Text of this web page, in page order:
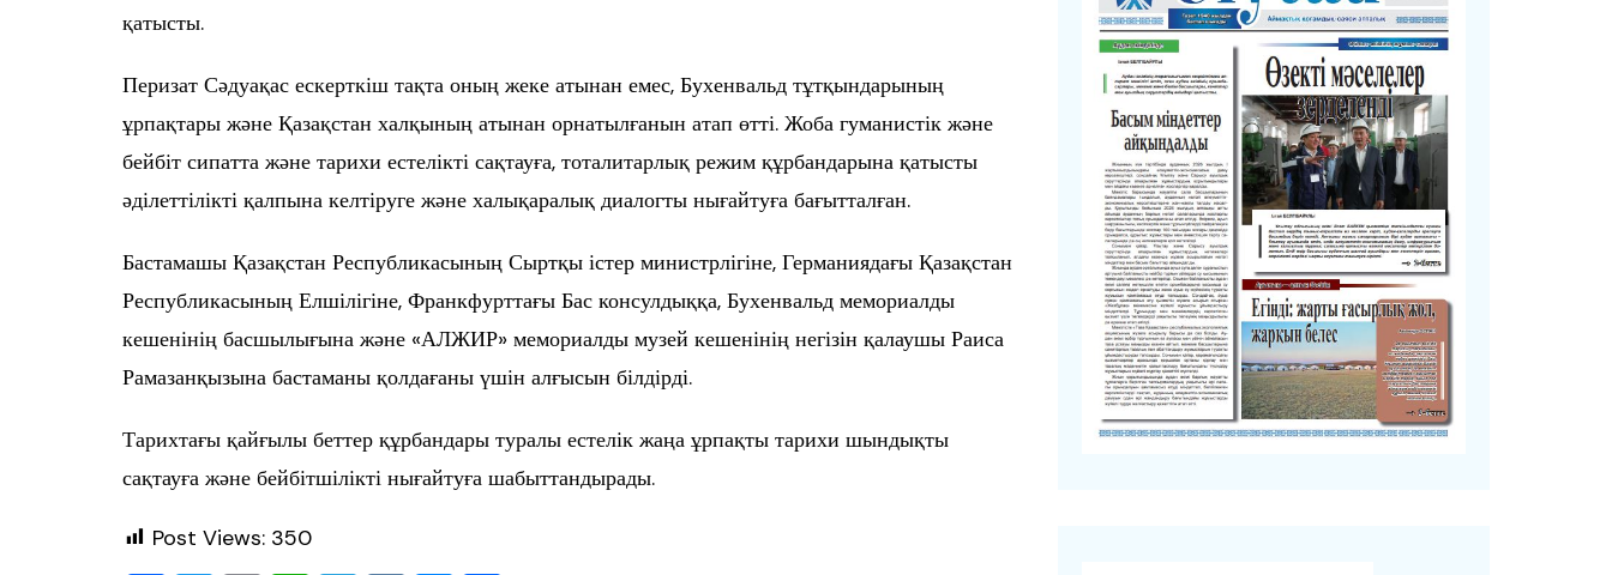
қатысты.
Перизат Сәдуақас ескерткіш тақта оның жеке атынан емес, Бухенвальд тұтқындарының
ұрпақтары және Қазақстан халқының атынан орнатылғанын атап өтті. Жоба гуманистік және
бейбіт сипатта және тарихи естелікті сақтауға, тоталитарлық режим құрбандарына қатысты
әділеттілікті қалпына келтіруге және халықаралық диалогты нығайтуға бағытталған.
Бастамашы Қазақстан Республикасының Сыртқы істер министрлігіне, Германиядағы Қазақстан
Республикасының Елшілігіне, Франкфурттағы Бас консулдыққа, Бухенвальд мемориалды
кешенінің басшылығына және «АЛЖИР» мемориалды музей кешенінің негізін қалаушы Раиса
Рамазанқызына бастаманы қолдағаны үшін алғысын білдірді.
Тарихтағы қайғылы беттер құрбандары туралы естелік жаңа ұрпақты тарихи шындықты
сақтауға және бейбітшілікті нығайтуға шабыттандырады.
Post Views: 350